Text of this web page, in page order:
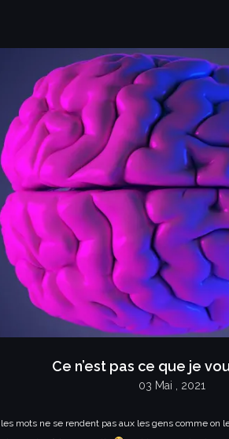
Ce n’est pas ce que je
03 Mai , 2021
les mots ne se rendent pas aux les gens comme on